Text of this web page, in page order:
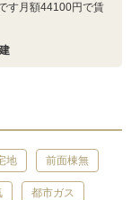
す月額44100円で賃
地 前面棟無
都市ガス